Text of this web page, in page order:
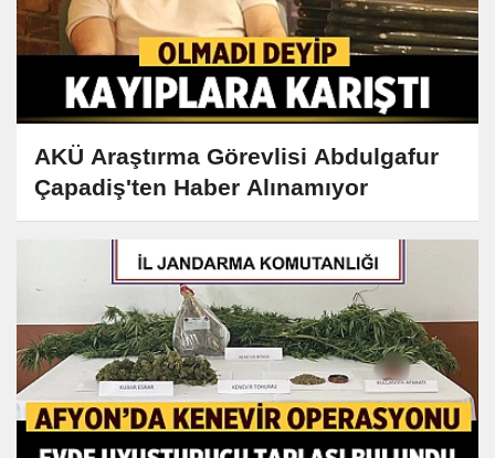
AKÜ Araştırma Görevlisi Abdulgafur
Çapadiş'ten Haber Alınamıyor